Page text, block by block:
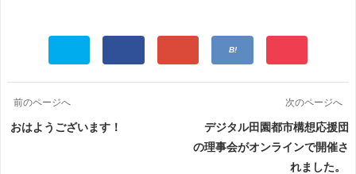
前のページへ
おはようございます！
次のページへ
デジタル田園都市構想応援団
の理事会がオンラインで開催さ
れました。